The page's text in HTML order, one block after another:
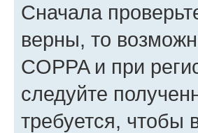
Сначала
верны, то
COPPA и при
следуйте
требуется, чтобы